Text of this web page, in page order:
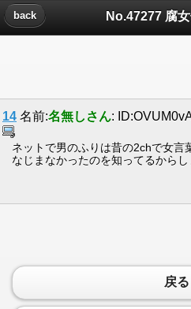
back
14 名前:名無しさん:
ネットで男のふりは昔の2chで女言
なじまなかったのを知ってるから
戻る